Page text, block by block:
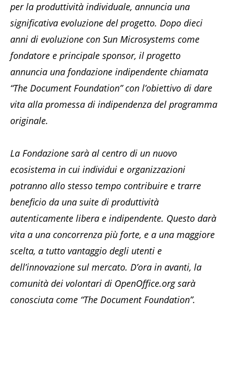
per la produttività individuale, annuncia una
significativa evoluzione del progetto. Dopo dieci
anni di evoluzione con Sun Microsystems come
fondatore e principale sponsor, il progetto
annuncia una fondazione indipendente chiamata
“The Document Foundation” con l’obiettivo di dare
vita alla promessa di indipendenza del programma
originale.
La Fondazione sarà al centro di un nuovo
ecosistema in cui individui e organizzazioni
potranno allo stesso tempo contribuire e trarre
beneficio da una suite di produttività
autenticamente libera e indipendente. Questo darà
vita a una concorrenza più forte, e a una maggiore
scelta, a tutto vantaggio degli utenti e
dell’innovazione sul mercato. D’ora in avanti, la
comunità dei volontari di OpenOffice.org sarà
conosciuta come “The Document Foundation”.